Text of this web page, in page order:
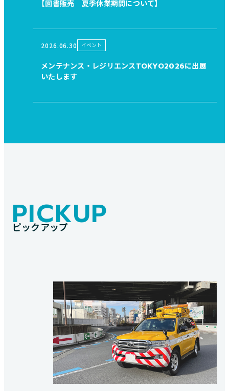
【図書販売 夏季休業期間について】
2026.06.30 イベント
メンテナンス・レジリエンスTOKYO2026に出展
いたします
PICKUP
ピックアップ